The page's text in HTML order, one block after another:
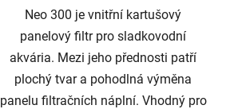
Neo 300 je vnitřní kartušový
panelový filtr pro sladkovodní
akvária. Mezi jeho přednosti patří
plochý tvar a pohodlná výměna
panelu filtračních náplní. Vhodný pro